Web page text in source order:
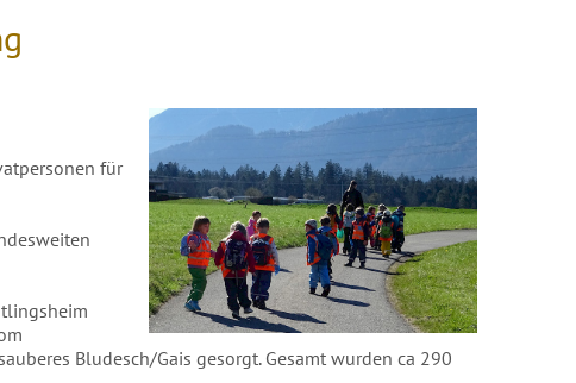
für
Bludesch/Gais gesorgt. Gesamt wurden ca 290